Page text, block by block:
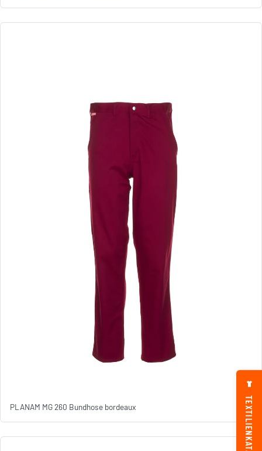
TEXTILIENKATALOG
PLANAM MG 260 Bundhose bordeaux